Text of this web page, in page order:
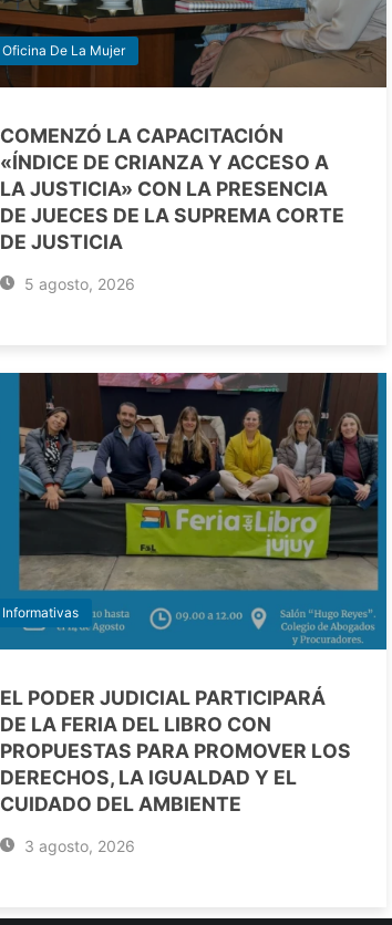
Oficina De La Mujer
COMENZÓ LA CAPACITACIÓN
«ÍNDICE DE CRIANZA Y ACCESO A
LA JUSTICIA» CON LA PRESENCIA
DE JUECES DE LA SUPREMA CORTE
DE JUSTICIA
5 agosto, 2026
Informativas
EL PODER JUDICIAL PARTICIPARÁ
DE LA FERIA DEL LIBRO CON
PROPUESTAS PARA PROMOVER LOS
DERECHOS, LA IGUALDAD Y EL
CUIDADO DEL AMBIENTE
3 agosto, 2026